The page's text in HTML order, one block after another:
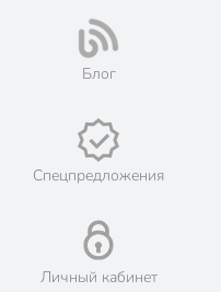
Блог
Спецпредложения
Личный кабинет